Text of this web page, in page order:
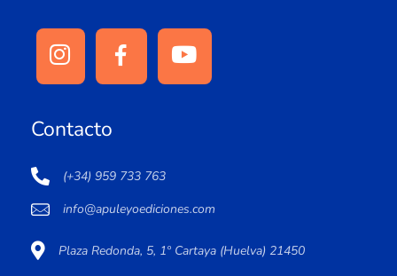
Contacto
(+34) 959 733 763
info@apuleyoediciones.com
Plaza Redonda, 5, 1º Cartaya (Huelva) 21450